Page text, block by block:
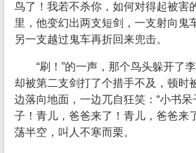
鸟了！我若不杀你，如何对得起被害
里，他变幻出两支短剑，一支射向鬼
另一支越过鬼车再折回来兜击。
“刷！”的一声，那个鸟头躲开了
却被第二支剑打了个措手不及，顿时
边落向地面，一边兀自狂笑：“小书
子！青儿，爸爸来了！青儿，爸爸
荡半空，叫人不寒而栗。